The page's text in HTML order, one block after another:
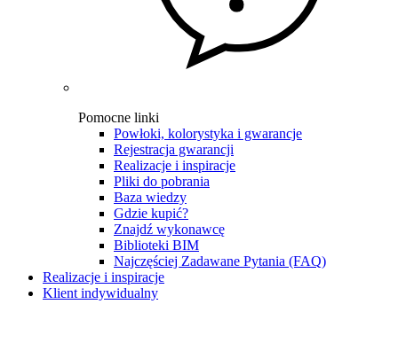
Pomocne linki
Powłoki, kolorystyka i gwarancje
Rejestracja gwarancji
Realizacje i inspiracje
Pliki do pobrania
Baza wiedzy
Gdzie kupić?
Znajdź wykonawcę
Biblioteki BIM
Najczęściej Zadawane Pytania (FAQ)
Realizacje i inspiracje
Klient indywidualny